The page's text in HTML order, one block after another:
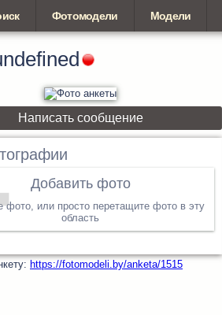
Фотомодели Модели
Написать сообщение
Добавить фото
фото, или просто перетащите фото в эту
область
https://fotomodeli.by/anketa/1515